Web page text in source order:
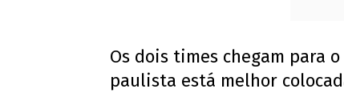
Os dois times chegam para
paulista está melhor